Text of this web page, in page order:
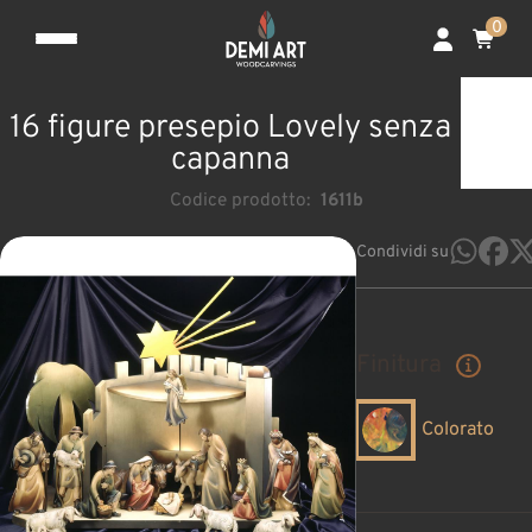
0
16 figure presepio Lovely senza
capanna
Codice prodotto: 1611b
Condividi su
Colorato